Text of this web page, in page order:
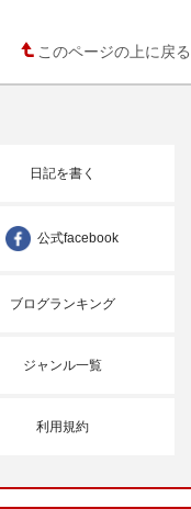
このページの上に戻る
日記を書く
公式facebook
ブログランキング
ジャンル一覧
利用規約